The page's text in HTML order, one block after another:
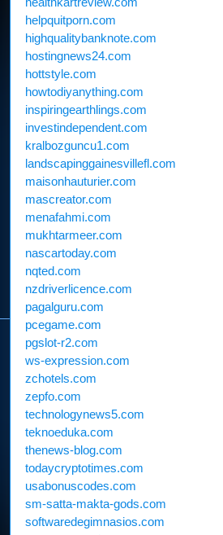
helpquitporn.com
highqualitybanknote.com
hostingnews24.com
hottstyle.com
howtodiyanything.com
inspiringearthlings.com
investindependent.com
kralbozguncu1.com
landscapinggainesvillefl.com
maisonhauturier.com
mascreator.com
menafahmi.com
mukhtarmeer.com
nascartoday.com
nqted.com
nzdriverlicence.com
pagalguru.com
pcegame.com
pgslot-r2.com
ws-expression.com
zchotels.com
zepfo.com
technologynews5.com
teknoeduka.com
thenews-blog.com
todaycryptotimes.com
usabonuscodes.com
sm-satta-makta-gods.com
softwaredegimnasios.com